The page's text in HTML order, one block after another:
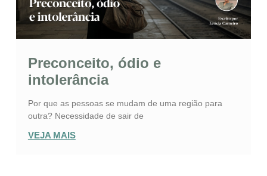
Preconceito, ódio e
intolerância
Por que as pessoas se mudam de uma região para
outra? Necessidade de sair de
VEJA MAIS